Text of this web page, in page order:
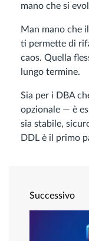
mano che si
Man mano che
ti permette di
caos. Quella
lungo termine.
Sia per i DBA
opzionale — è
sia stabile,
DDL è il primo
Successivo